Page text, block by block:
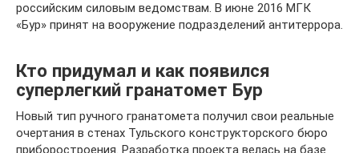
российским силовым ведомствам. В июне 2016 МГК
«Бур» принят на вооружение подразделений антитеррора.
Кто придумал и как появился
суперлегкий гранатомет Бур
Новый тип ручного гранатомета получил свои реальные
очертания в стенах Тульского конструкторского бюро
приборостроения. Разработка проекта велась на базе